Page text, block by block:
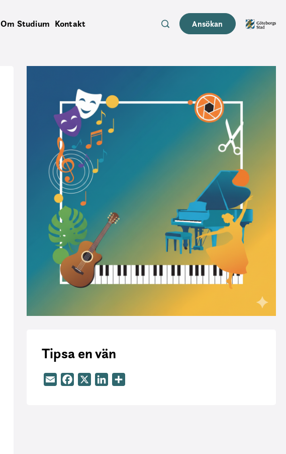
Om Studium Kontakt Ansökan
Tipsa en vän
Email Facebook LinkedIn